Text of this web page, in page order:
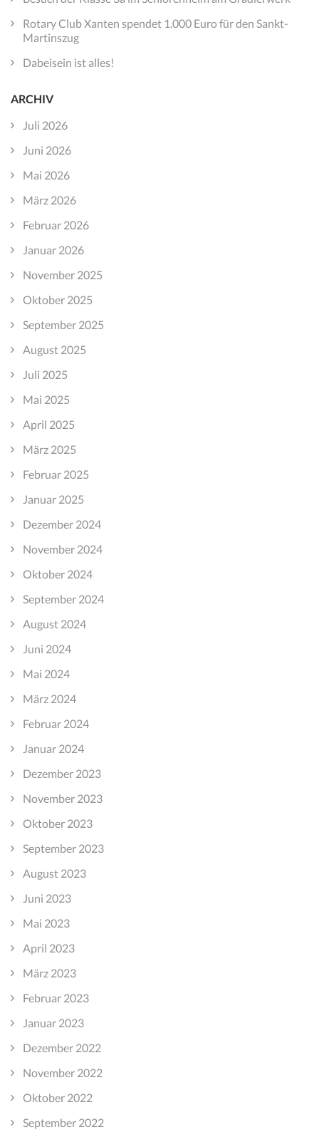
Rotary Club Xanten spendet 1.000 Euro für den Sankt-
Martinszug
Dabeisein ist alles!
ARCHIV
Juli 2026
Juni 2026
Mai 2026
März 2026
Februar 2026
Januar 2026
November 2025
Oktober 2025
September 2025
August 2025
Juli 2025
Mai 2025
April 2025
März 2025
Februar 2025
Januar 2025
Dezember 2024
November 2024
Oktober 2024
September 2024
August 2024
Juni 2024
Mai 2024
März 2024
Februar 2024
Januar 2024
Dezember 2023
November 2023
Oktober 2023
September 2023
August 2023
Juni 2023
Mai 2023
April 2023
März 2023
Februar 2023
Januar 2023
Dezember 2022
November 2022
Oktober 2022
September 2022